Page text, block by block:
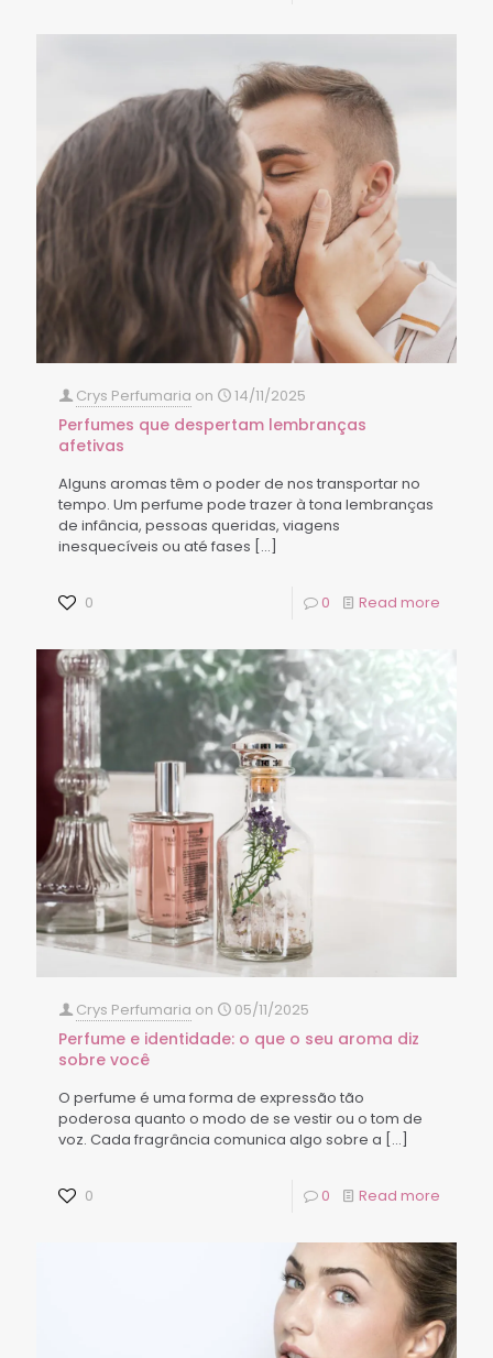
Crys Perfumaria on 14/11/2025
Perfumes que despertam lembranças
afetivas
Alguns aromas têm o poder de nos transportar no
tempo. Um perfume pode trazer à tona lembranças
de infância, pessoas queridas, viagens
inesquecíveis ou até fases […]
0 0 Read more
Crys Perfumaria on 05/11/2025
Perfume e identidade: o que o seu aroma diz
sobre você
O perfume é uma forma de expressão tão
poderosa quanto o modo de se vestir ou o tom de
voz. Cada fragrância comunica algo sobre a […]
0 0 Read more